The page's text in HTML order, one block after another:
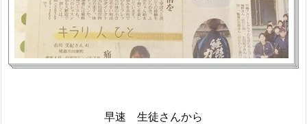
早速 生徒さんから